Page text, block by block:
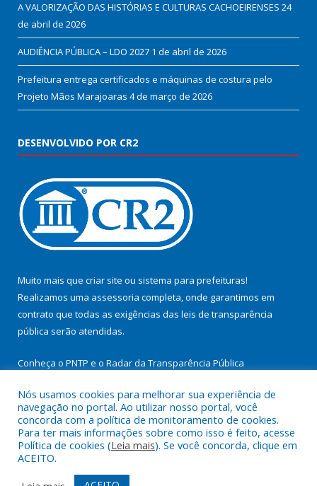
A VALORIZAÇÃO DAS HISTÓRIAS E CULTURAS CACHOEIRENSES 24
de abril de 2026
AUDIÊNCIA PÚBLICA – LDO 2027 1 de abril de 2026
Prefeitura entrega certificados e máquinas de costura pelo
Projeto Mãos Marajoaras 4 de março de 2026
DESENVOLVIDO POR CR2
Muito mais que criar site ou sistema para prefeituras!
Realizamos uma assessoria completa, onde garantimos em
contrato que todas as exigências das leis de transparência
pública serão atendidas.
Conheça o PNTP e o Radar da Transparência Pública
Todos os direitos reservados a Prefeitura Municipal de
Cachoeira do Arari.
Nós usamos cookies para melhorar sua experiência de
navegação no portal. Ao utilizar nosso portal, você
concorda com a política de monitoramento de cookies.
Para ter mais informações sobre como isso é feito, acesse
Política de cookies (Leia mais). Se você concorda, clique em
ACEITO.